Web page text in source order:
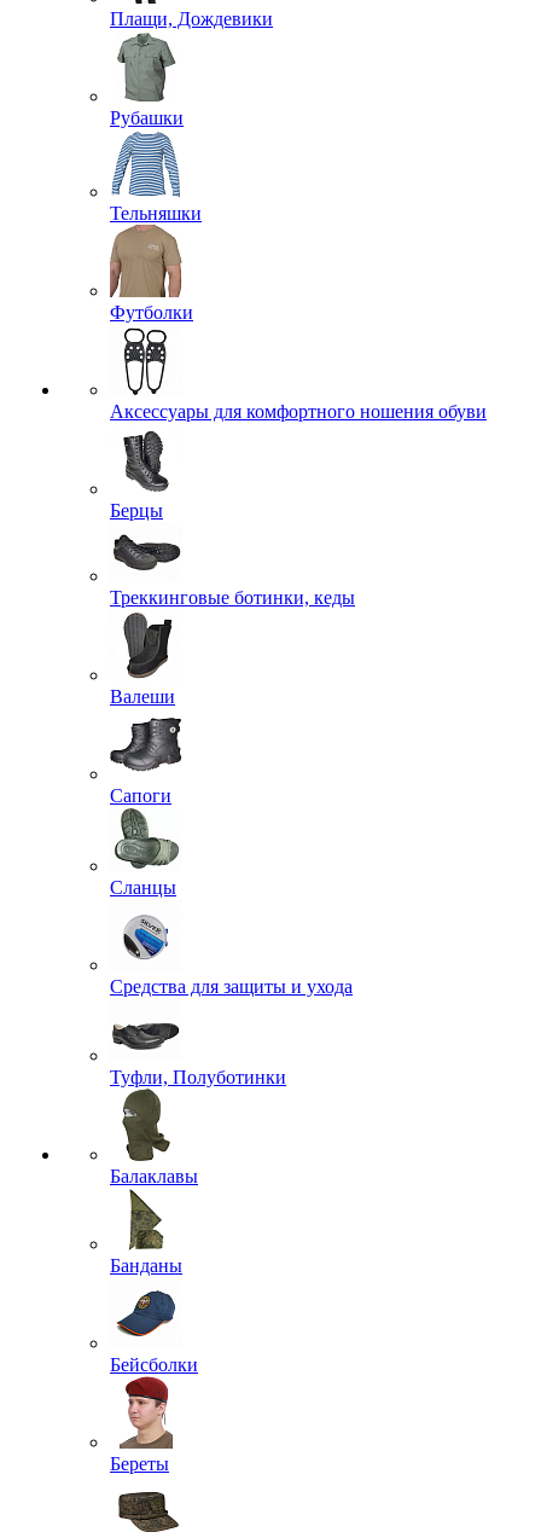
Плащи, Дождевики
Рубашки
Тельняшки
Футболки
Аксессуары для комфортного ношения обуви
Берцы
Треккинговые ботинки, кеды
Валеши
Сапоги
Сланцы
Средства для защиты и ухода
Туфли, Полуботинки
Балаклавы
Банданы
Бейсболки
Береты